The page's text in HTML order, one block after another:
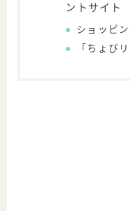
ントサイト
ショッピ
「ちょび